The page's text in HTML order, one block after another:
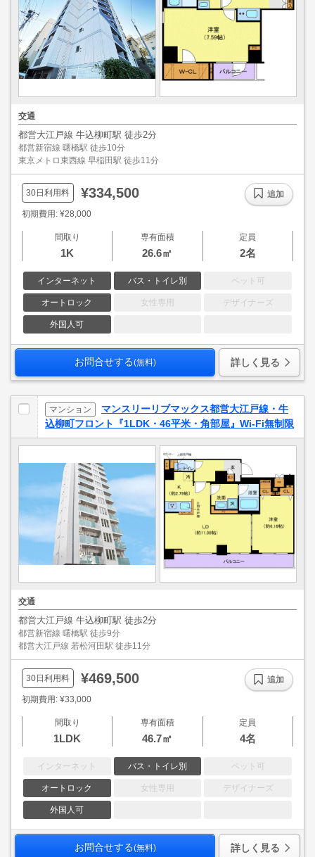
交通
都営大江戸線 牛込柳町駅 徒歩2分
都営新宿線 曙橋駅 徒歩10分
東京メトロ東西線 早稲田駅 徒歩11分
30日利用料 ¥334,500
初期費用: ¥28,000
間取り
1K
専有面積
26.6㎡
定員
2名
インターネット バス・トイレ別 ペット可
オートロック 女性専用 デザイナーズ
外国人可
追加
お問合せする(無料) 詳しく見る
マンション
マンスリーリブマックス都営大江戸線・牛
込柳町フロント『1LDK・46平米・角部屋』Wi-Fi無制限
交通
都営大江戸線 牛込柳町駅 徒歩2分
都営新宿線 曙橋駅 徒歩9分
都営大江戸線 若松河田駅 徒歩11分
30日利用料 ¥469,500
初期費用: ¥33,000
間取り
1LDK
専有面積
46.7㎡
定員
4名
インターネット バス・トイレ別 ペット可
オートロック 女性専用 デザイナーズ
外国人可
追加
お問合せする(無料) 詳しく見る